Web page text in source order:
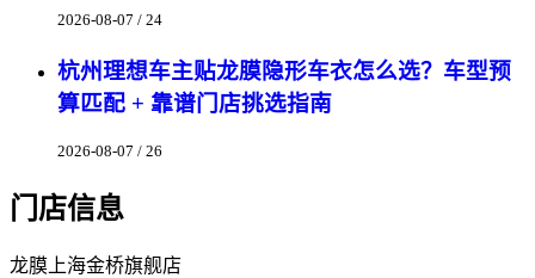
2026-08-07 / 24
杭州理想车主贴龙膜隐形车衣怎么选？车型预
算匹配 + 靠谱门店挑选指南
2026-08-07 / 26
门店信息
龙膜上海金桥旗舰店